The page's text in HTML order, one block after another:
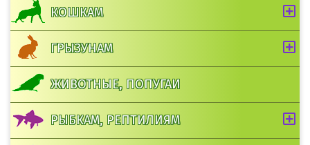
КОШКАМ
ГРЫЗУНАМ
ЖИВОТНЫЕ, ПОПУГАИ
РЫБКАМ, РЕПТИЛИЯМ